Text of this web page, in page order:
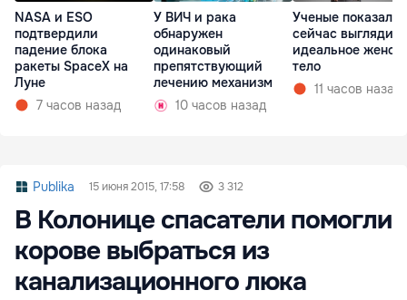
NASA и ESO
подтвердили
падение блока
ракеты SpaceX на
Луне
7 часов назад
У ВИЧ и рака
обнаружен
одинаковый
препятствующий
лечению механизм
10 часов назад
Ученые показали,
сейчас выглядит
идеальное
тело
11 часов назад
Publika 15 июня 2015, 17:58 3 312
В Колонице спасатели помогли
корове выбраться из
канализационного люка